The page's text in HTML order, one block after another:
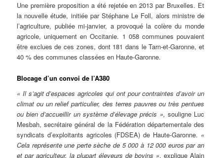
Une première proposition a été rejetée en 2013 par Bruxelles. Et
la nouvelle étude, initiée par Stéphane Le Foll, alors ministre de
l’agriculture, publiée mi-janvier, a provoqué la colère du monde
agricole, uniquement en Occitanie. 1 058 communes pouvaient
être exclues de ces zones, dont 181 dans le Tarn-et-Garonne, et
40 % des communes classées en Haute-Garonne.
Blocage d’un convoi de l’A380
« Il s’agit d’espaces agricoles qui ont pour contraintes d’avoir un
climat ou un relief particulier, des terres pauvres ou très pentues
ou bien d’accueillir un système d’élevage précis », souligne Luc
Mesbah, secrétaire général de la Fédération départementale des
syndicats d’exploitants agricoles (FDSEA) de Haute-Garonne. «
Cela représente une perte sèche de 5 000 à 12 000 euros par an
et par agriculteur, la plupart éleveurs de bovins », explique Alain